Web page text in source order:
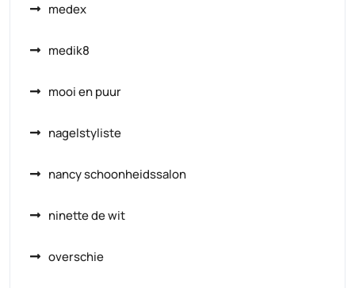
medex
medik8
mooi en puur
nagelstyliste
nancy schoonheidssalon
ninette de wit
overschie